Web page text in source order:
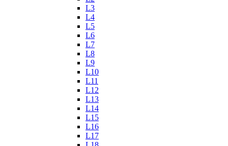
L3
L4
L5
L6
L7
L8
L9
L10
L11
L12
L13
L14
L15
L16
L17